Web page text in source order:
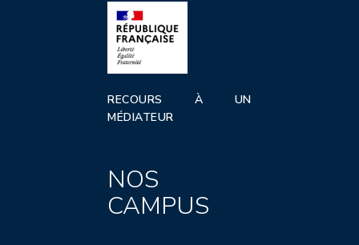
RECOURS À UN
MÉDIATEUR
NOS
CAMPUS